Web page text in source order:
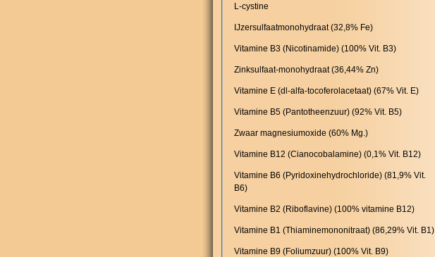
L-cystine
IJzersulfaatmonohydraat (32,8% Fe)
Vitamine B3 (Nicotinamide) (100% Vit. B3)
Zinksulfaat-monohydraat (36,44% Zn)
Vitamine E (dl-alfa-tocoferolacetaat) (67% Vit. E)
Vitamine B5 (Pantotheenzuur) (92% Vit. B5)
Zwaar magnesiumoxide (60% Mg.)
Vitamine B12 (Cianocobalamine) (0,1% Vit. B12)
Vitamine B6 (Pyridoxinehydrochloride) (81,9% Vit.
B6)
Vitamine B2 (Riboflavine) (100% vitamine B12)
Vitamine B1 (Thiaminemononitraat) (86,29% Vit. B1)
Vitamine B9 (Foliumzuur) (100% Vit. B9)